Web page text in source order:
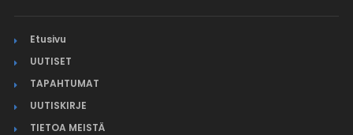
Etusivu
UUTISET
TAPAHTUMAT
UUTISKIRJE
TIETOA MEISTÄ